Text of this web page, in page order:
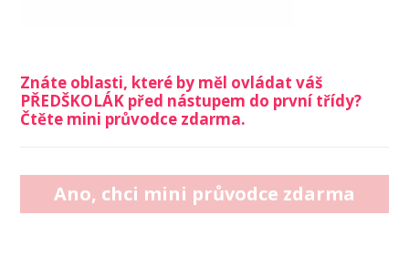
Znáte oblasti, které by měl ovládat váš
PŘEDŠKOLÁK před nástupem do první třídy?
Čtěte mini průvodce zdarma.
Ano, chci mini průvodce zdarma